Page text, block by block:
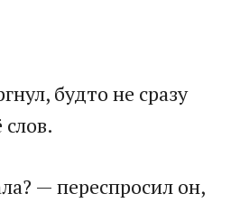
будто не сразу
— переспросил он,